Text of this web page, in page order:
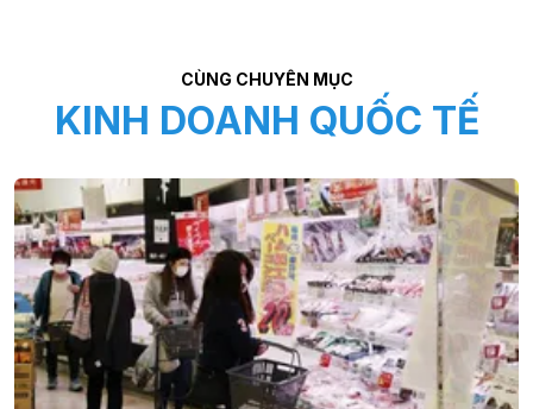
CÙNG CHUYÊN MỤC
KINH DOANH QUỐC TẾ